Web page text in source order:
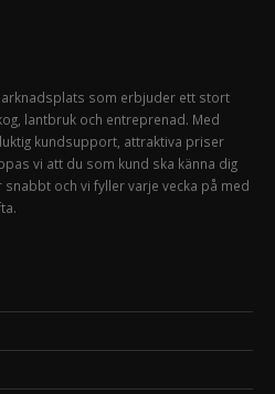
som erbjuder ett stort
lantbruk och entreprenad. Med
kundsupport, attraktiva priser
vi att du som kund ska känna dig
och vi fyller varje vecka på med